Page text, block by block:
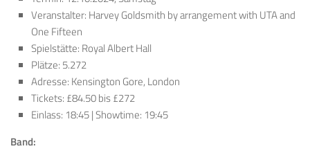
Veranstalter: Harvey Goldsmith by arrangement with UTA and
One Fifteen
Spielstätte: Royal Albert Hall
Plätze: 5.272
Adresse: Kensington Gore, London
Tickets: £84.50 bis £272
Einlass: 18:45 | Showtime: 19:45
Band: